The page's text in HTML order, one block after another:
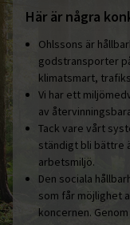
Här är några
Ohlssons är
godstransporter
klimatsmart,
Vi har ett
av
Tack vare vårt
ständigt bli bättre
arbetsmiljö.
Den sociala
som får möjlighet
koncernen.